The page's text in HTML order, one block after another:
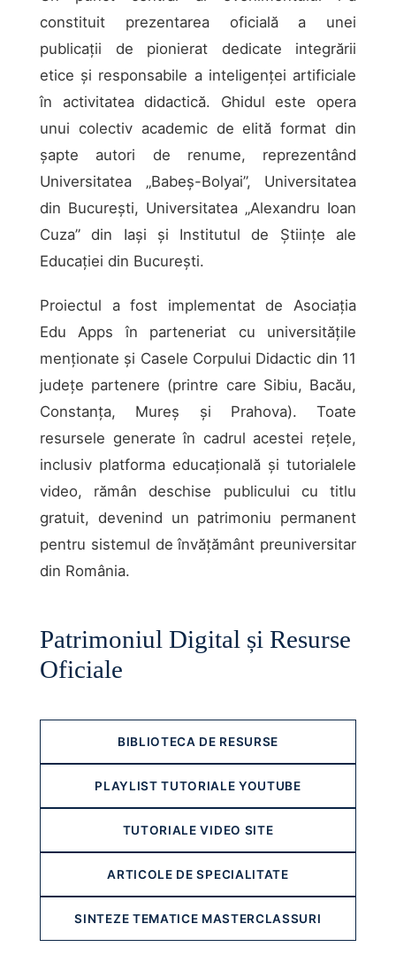
constituit prezentarea oficială a unei
publicații de pionierat dedicate integrării
etice și responsabile a inteligenței artificiale
în activitatea didactică. Ghidul este opera
unui colectiv academic de elită format din
șapte autori de renume, reprezentând
Universitatea „Babeș-Bolyai”, Universitatea
din București, Universitatea „Alexandru Ioan
Cuza” din Iași și Institutul de Științe ale
Educației din București.
Proiectul a fost implementat de Asociația
Edu Apps în parteneriat cu universitățile
menționate și Casele Corpului Didactic din 11
județe partenere (printre care Sibiu, Bacău,
Constanța, Mureș și Prahova). Toate
resursele generate în cadrul acestei rețele,
inclusiv platforma educațională și tutorialele
video, rămân deschise publicului cu titlu
gratuit, devenind un patrimoniu permanent
pentru sistemul de învățământ preuniversitar
din România.
Patrimoniul Digital și Resurse
Oficiale
BIBLIOTECA DE RESURSE
PLAYLIST TUTORIALE YOUTUBE
TUTORIALE VIDEO SITE
ARTICOLE DE SPECIALITATE
SINTEZE TEMATICE MASTERCLASSURI